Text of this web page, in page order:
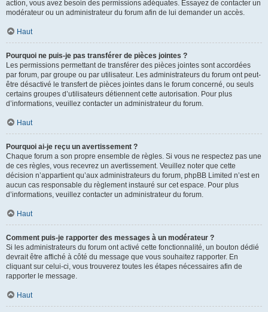
action, vous avez besoin des permissions adéquates. Essayez de contacter un
modérateur ou un administrateur du forum afin de lui demander un accès.
Haut
Pourquoi ne puis-je pas transférer de pièces jointes ?
Les permissions permettant de transférer des pièces jointes sont accordées
par forum, par groupe ou par utilisateur. Les administrateurs du forum ont peut-
être désactivé le transfert de pièces jointes dans le forum concerné, ou seuls
certains groupes d’utilisateurs détiennent cette autorisation. Pour plus
d’informations, veuillez contacter un administrateur du forum.
Haut
Pourquoi ai-je reçu un avertissement ?
Chaque forum a son propre ensemble de règles. Si vous ne respectez pas une
de ces règles, vous recevrez un avertissement. Veuillez noter que cette
décision n’appartient qu’aux administrateurs du forum, phpBB Limited n’est en
aucun cas responsable du règlement instauré sur cet espace. Pour plus
d’informations, veuillez contacter un administrateur du forum.
Haut
Comment puis-je rapporter des messages à un modérateur ?
Si les administrateurs du forum ont activé cette fonctionnalité, un bouton dédié
devrait être affiché à côté du message que vous souhaitez rapporter. En
cliquant sur celui-ci, vous trouverez toutes les étapes nécessaires afin de
rapporter le message.
Haut